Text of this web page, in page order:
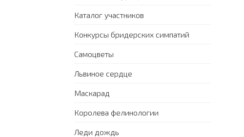
Каталог участников
Конкурсы бридерских симпатий
Самоцветы
Львиное сердце
Маскарад
Королева фелинологии
Леди дождь